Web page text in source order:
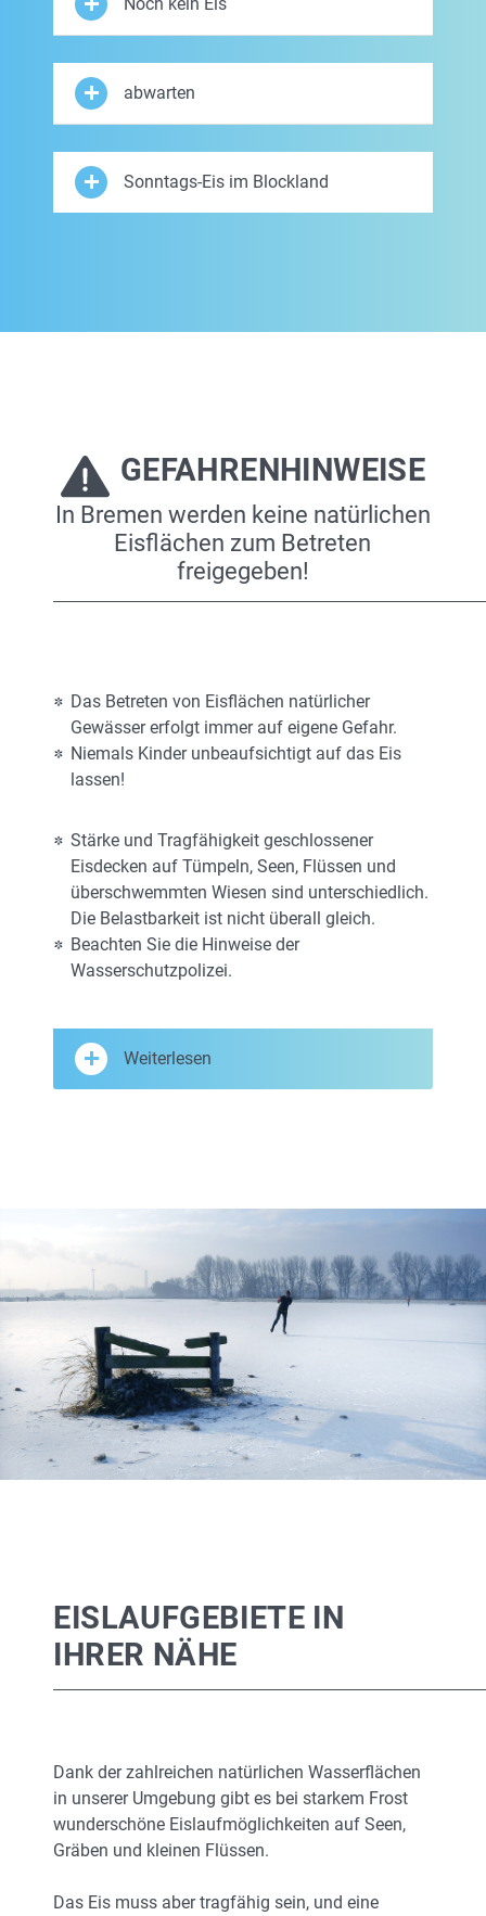
abwarten
Sonntags-Eis im Blockland
GEFAHRENHINWEISE
In Bremen werden keine natürlichen
Eisflächen zum Betreten
freigegeben!
Das Betreten von Eisflächen natürlicher
Gewässer erfolgt immer auf eigene Gefahr.
Niemals Kinder unbeaufsichtigt auf das Eis
lassen!
Stärke und Tragfähigkeit geschlossener
Eisdecken auf Tümpeln, Seen, Flüssen und
überschwemmten Wiesen sind unterschiedlich.
Die Belastbarkeit ist nicht überall gleich.
Beachten Sie die Hinweise der
Wasserschutzpolizei.
Weiterlesen
EISLAUFGEBIETE IN
IHRER NÄHE
Dank der zahlreichen natürlichen Wasserflächen
in unserer Umgebung gibt es bei starkem Frost
wunderschöne Eislaufmöglichkeiten auf Seen,
Gräben und kleinen Flüssen.
Das Eis muss aber tragfähig sein, und eine